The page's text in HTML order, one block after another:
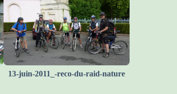
13-juin-2011_-reco-du-raid-nature